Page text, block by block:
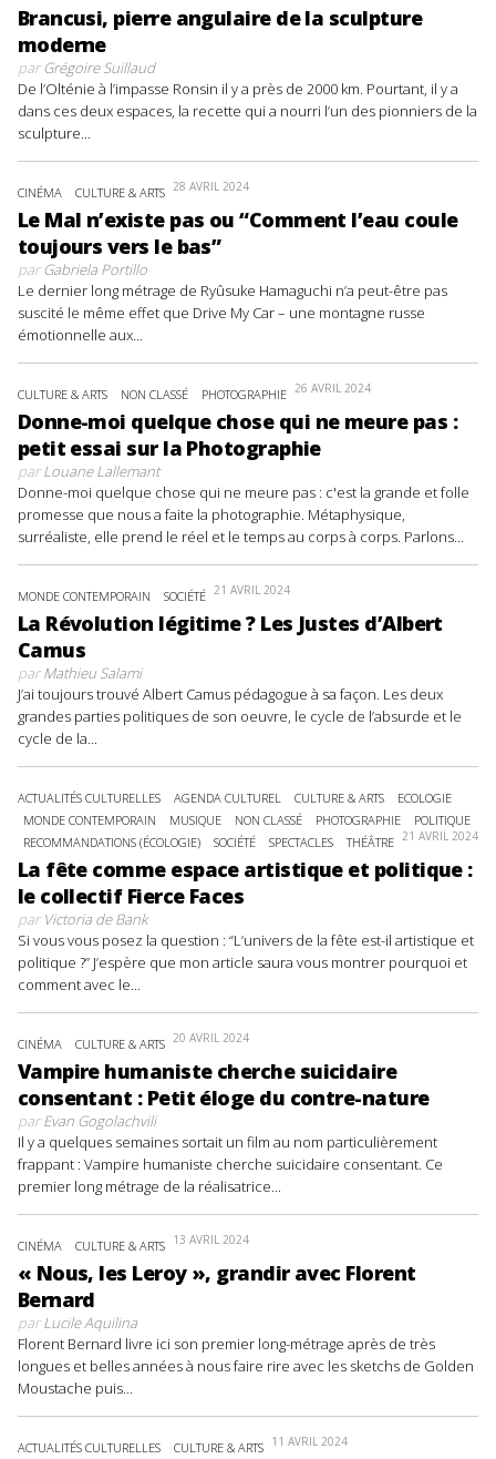
Brancusi, pierre angulaire de la sculpture
moderne
parGrégoire Suillaud
De l’Olténie à l’impasse Ronsin il y a près de 2000 km. Pourtant, il y a
dans ces deux espaces, la recette qui a nourri l’un des pionniers de la
sculpture...
CINÉMA CULTURE & ARTS 28 AVRIL 2024
Le Mal n’existe pas ou “Comment l’eau coule
toujours vers le bas”
parGabriela Portillo
Le dernier long métrage de Ryûsuke Hamaguchi n’a peut-être pas
suscité le même effet que Drive My Car – une montagne russe
émotionnelle aux...
CULTURE & ARTS NON CLASSÉ PHOTOGRAPHIE 26 AVRIL 2024
Donne-moi quelque chose qui ne meure pas :
petit essai sur la Photographie
parLouane Lallemant
Donne-moi quelque chose qui ne meure pas : c'est la grande et folle
promesse que nous a faite la photographie. Métaphysique,
surréaliste, elle prend le réel et le temps au corps à corps. Parlons...
MONDE CONTEMPORAIN SOCIÉTÉ 21 AVRIL 2024
La Révolution légitime ? Les Justes d’Albert
Camus
parMathieu Salami
J’ai toujours trouvé Albert Camus pédagogue à sa façon. Les deux
grandes parties politiques de son oeuvre, le cycle de l’absurde et le
cycle de la...
ACTUALITÉS CULTURELLES AGENDA CULTUREL CULTURE & ARTS
ECOLOGIE
MONDE CONTEMPORAIN
MUSIQUE NON CLASSÉ PHOTOGRAPHIE
POLITIQUE
RECOMMANDATIONS (ÉCOLOGIE)
SOCIÉTÉ SPECTACLES THÉÂTRE 21 AVRIL 2024
La fête comme espace artistique et politique :
le collectif Fierce Faces
parVictoria de Bank
Si vous vous posez la question : “L’univers de la fête est-il artistique et
politique ?” J’espère que mon article saura vous montrer pourquoi et
comment avec le...
CINÉMA CULTURE & ARTS 20 AVRIL 2024
Vampire humaniste cherche suicidaire
consentant : Petit éloge du contre-nature
parEvan Gogolachvili
Il y a quelques semaines sortait un film au nom particulièrement
frappant : Vampire humaniste cherche suicidaire consentant. Ce
premier long métrage de la réalisatrice...
CINÉMA CULTURE & ARTS 13 AVRIL 2024
« Nous, les Leroy », grandir avec Florent
Bernard
parLucile Aquilina
Florent Bernard livre ici son premier long-métrage après de très
longues et belles années à nous faire rire avec les sketchs de Golden
Moustache puis...
ACTUALITÉS CULTURELLES CULTURE & ARTS 11 AVRIL 2024